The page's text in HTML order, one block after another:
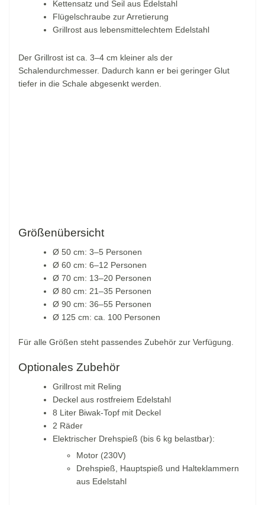
Kettensatz und Seil aus Edelstahl
Flügelschraube zur Arretierung
Grillrost aus lebensmittelechtem Edelstahl
Der Grillrost ist ca. 3–4 cm kleiner als der
Schalendurchmesser. Dadurch kann er bei geringer Glut
tiefer in die Schale abgesenkt werden.
Größenübersicht
Ø 50 cm: 3–5 Personen
Ø 60 cm: 6–12 Personen
Ø 70 cm: 13–20 Personen
Ø 80 cm: 21–35 Personen
Ø 90 cm: 36–55 Personen
Ø 125 cm: ca. 100 Personen
Für alle Größen steht passendes Zubehör zur Verfügung.
Optionales Zubehör
Grillrost mit Reling
Deckel aus rostfreiem Edelstahl
8 Liter Biwak-Topf mit Deckel
2 Räder
Elektrischer Drehspieß (bis 6 kg belastbar):
Motor (230V)
Drehspieß, Hauptspieß und Halteklammern
aus Edelstahl